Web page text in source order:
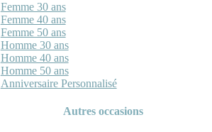
Femme 30 ans
Femme 40 ans
Femme 50 ans
Homme 30 ans
Homme 40 ans
Homme 50 ans
Anniversaire Personnalisé
Autres occasions